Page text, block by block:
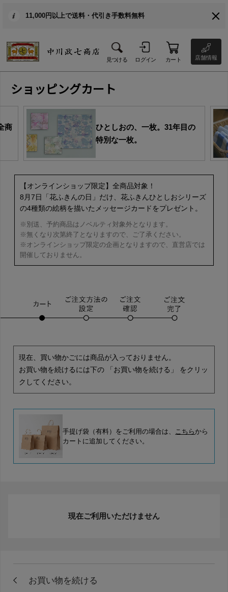
11,000円以上で送料・代引き手数料無料
見つける ログイン カート 店舗情報
ショッピングカート
商
ひとしおの、一枚。31年目の
特別な一枚。
【オンラインショップ限定】全商品対象！
8月7日「花ふきんの日」だけ、花ふきんひとしおシリーズ
の4種類の絵柄を描いたメッセージカードをプレゼント。
※別送、予約商品はノベルティ対象外となります。
※無くなり次第終了となりますので、ご了承ください。
※オンラインショップ限定の企画となりますので、直営店では
開催しておりません。
現在、買い物かごには商品が入っておりません。
お買い物を続けるには下の 「お買い物を続ける」 をクリッ
クしてください。
手提げ袋（有料）をご利用の場合は、 こちらから
カートに追加してください。
現在ご利用いただけません